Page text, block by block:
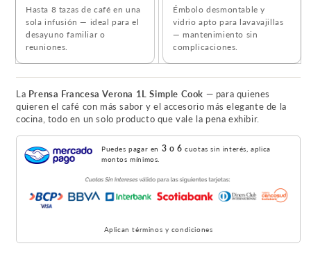
Hasta 8 tazas de café en una
sola infusión — ideal para el
desayuno familiar o
reuniones.
Émbolo desmontable y
vidrio apto para lavavajillas
— mantenimiento sin
complicaciones.
La Prensa Francesa Verona 1L Simple Cook — para quienes
quieren el café con más sabor y el accesorio más elegante de la
cocina, todo en un solo producto que vale la pena exhibir.
Puedes pagar en 3 o 6 cuotas sin interés, aplica
montos mínimos.
Aplican términos y condiciones